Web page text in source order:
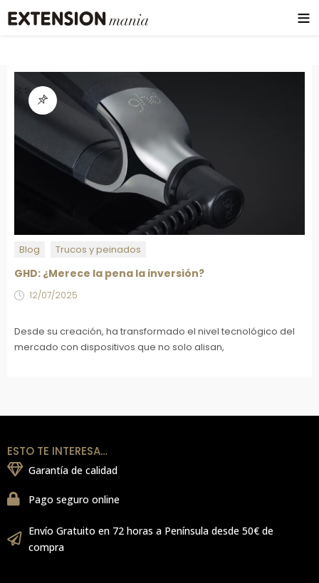
Blog Trucos y peinados
GHD: ¿Merece la pena la inversión?
12/07/2025
Desde su creación, ha transformado el nivel tecnológico del
mercado con dispositivos que no solo alisan,
ESTO TE INTERESA…
Garantía de calidad
Pago seguro online
Envío Gratuito en 72 horas a Península desde 50€ de
compra